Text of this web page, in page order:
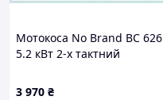
Мотокоса No Brand BC 626
5.2 кВт 2-х тактний
3 970 ₴